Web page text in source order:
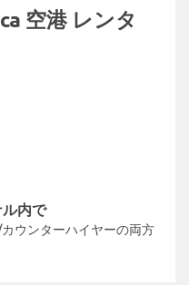
空港 レンタ
内で
ウンターハイヤーの両方